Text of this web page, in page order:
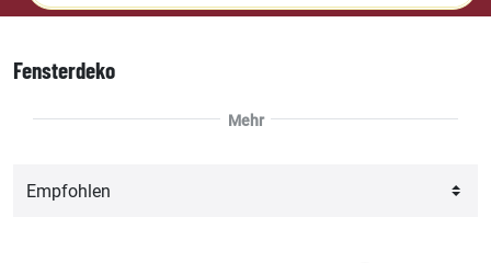
Fensterdeko